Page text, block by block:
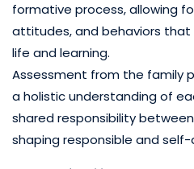
formative process, allowing
attitudes, and behaviors that
life and learning.
Assessment from the family
a holistic understanding of
shared responsibility
shaping responsible and self-